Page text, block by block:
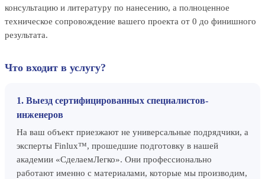
консультацию и литературу по нанесению, а полноценное
техническое сопровождение вашего проекта от 0 до финишного
результата.
Что входит в услугу?
1. Выезд сертифицированных специалистов-
инженеров
На ваш объект приезжают не универсальные подрядчики, а
эксперты Finlux™, прошедшие подготовку в нашей
академии «СделаемЛегко». Они профессионально
работают именно с материалами, которые мы производим,